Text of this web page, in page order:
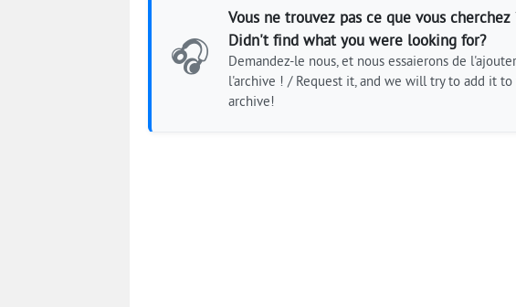
🎧
Vous ne trouvez pas ce que vous cherchez
Didn't find what you were looking for?
Demandez-le nous, et nous essaierons de
l'archive ! / Request it, and we will try to add it to
archive!